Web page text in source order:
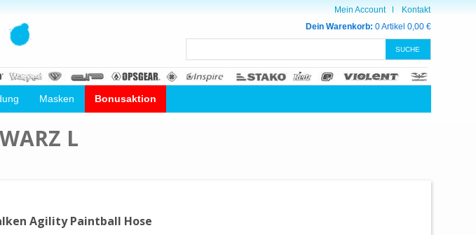
Mein Account
Kontakt
Dein Warenkorb: 0 Artikel 0,00 €
Masken Bonusaktion
L
Agility Paintball Hose